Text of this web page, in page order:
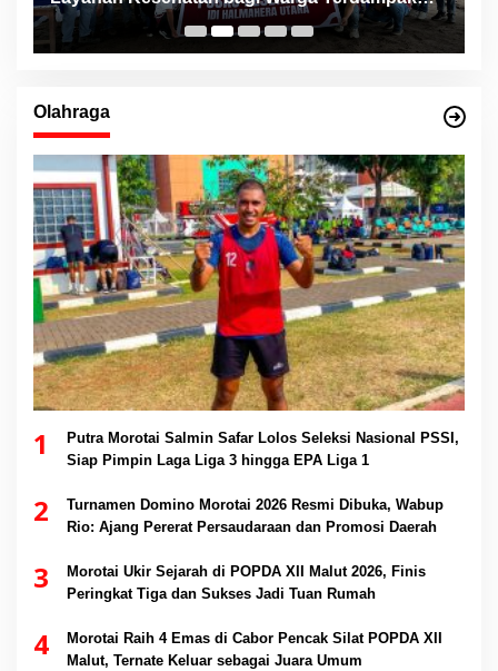
Bencana Kao Barat
Olahraga
1
Putra Morotai Salmin Safar Lolos Seleksi Nasional PSSI,
Siap Pimpin Laga Liga 3 hingga EPA Liga 1
2
Turnamen Domino Morotai 2026 Resmi Dibuka, Wabup
Rio: Ajang Pererat Persaudaraan dan Promosi Daerah
3
Morotai Ukir Sejarah di POPDA XII Malut 2026, Finis
Peringkat Tiga dan Sukses Jadi Tuan Rumah
4
Morotai Raih 4 Emas di Cabor Pencak Silat POPDA XII
Malut, Ternate Keluar sebagai Juara Umum